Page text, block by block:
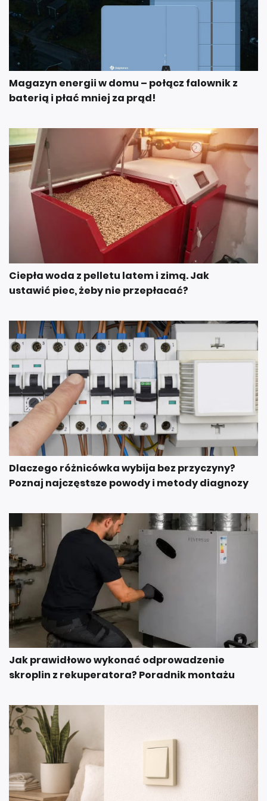
Magazyn energii w domu – połącz falownik z
baterią i płać mniej za prąd!
Ciepła woda z pelletu latem i zimą. Jak
ustawić piec, żeby nie przepłacać?
Dlaczego różnicówka wybija bez przyczyny?
Poznaj najczęstsze powody i metody diagnozy
Jak prawidłowo wykonać odprowadzenie
skroplin z rekuperatora? Poradnik montażu